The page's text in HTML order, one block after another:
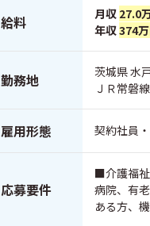
給料 月収 27.0
年収374
勤務地
茨城県 水
ＪＲ常磐
雇用形態 契約社員
応募要件
■介護福
病院、有
ある方、